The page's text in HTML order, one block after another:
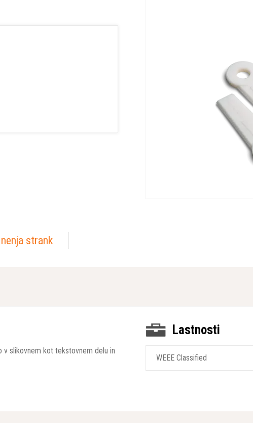
strank
slikovnem kot tekstovnem delu in
Lastnosti
WEEE Classified